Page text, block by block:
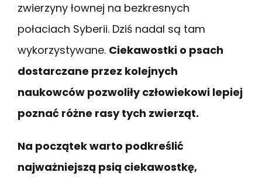
zwierzyny łownej na bezkresnych
połaciach Syberii. Dziś nadal są tam
wykorzystywane. Ciekawostki o psach
dostarczane przez kolejnych
naukowców pozwoliły człowiekowi lepiej
poznać różne rasy tych zwierząt.
Na początek warto podkreślić
najważniejszą psią ciekawostkę,